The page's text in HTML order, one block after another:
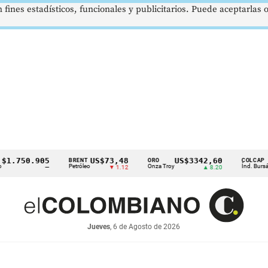
BRENT
Petróleo
US$73,48
▼ 1.12 Onza Troy
US$3342,60
▲ 8.20
COLCAP
Índ. Bursátil
Jueves, 6 de Agosto de 2026
estadísticos, funcionales y publicitarios. Puede aceptarlas